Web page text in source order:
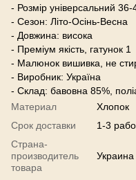
- Розмір універсальний 36-
- Сезон: Літо-Осінь-Весна
- Довжина: висока
- Преміум якість, гатунок 1
- Малюнок вишивка, не
- Виробник: Україна
- Склад: бавовна 85%,
Материал
Хлопок
Срок доставки
1-3
Страна-
производитель
товара
Украина